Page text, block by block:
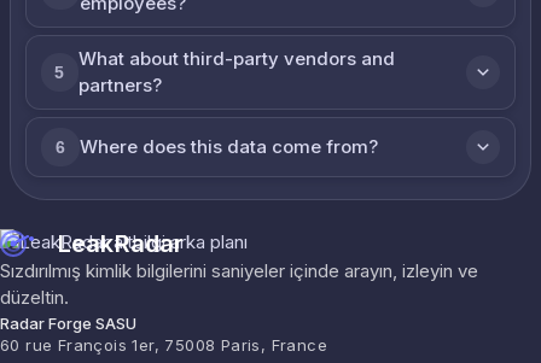
5
What about third-party vendors and
partners?
6 Where does this data come from?
LeakRadar
Sızdırılmış kimlik bilgilerini saniyeler içinde arayın, izleyin ve
düzeltin.
Radar Forge SASU
60 rue François 1er, 75008 Paris, France